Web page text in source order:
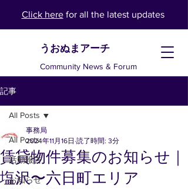
Click herefor all the latest updates
​うおぬまアーチ
Community News & Forum
記事
All Posts
活動報告
お知らせ
All Posts
賃貸物件募集のお知らせ｜
塩沢〜六日町エリア
事務局
2024年11月16日 読了時間: 3分